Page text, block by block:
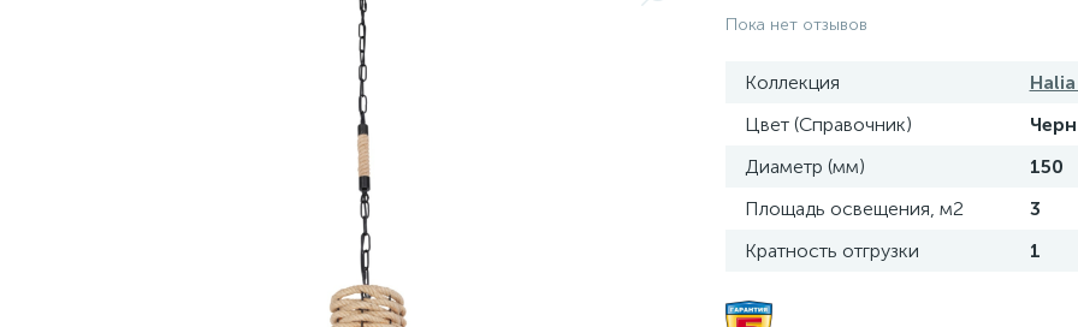
Пока нет отзывов
Коллекция
Цвет (Справочник)
Диаметр (мм)
150
Площадь освещения, м2
3
Кратность отгрузки
1